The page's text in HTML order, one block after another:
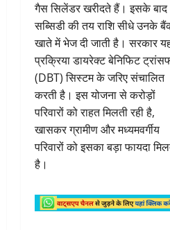
गैस सिलेंडर खरीदते हैं। इसके बाद
सब्सिडी की तय राशि सीधे उनके
खाते में भेज दी जाती है। सरकार
प्रक्रिया डायरेक्ट बेनिफिट
(DBT) सिस्टम के जरिए संचालित
करती है। इस योजना से करोड़ों
परिवारों को राहत मिलती रही है,
खासकर ग्रामीण और मध्यमवर्गीय
परिवारों को इसका बड़ा फायदा
है।